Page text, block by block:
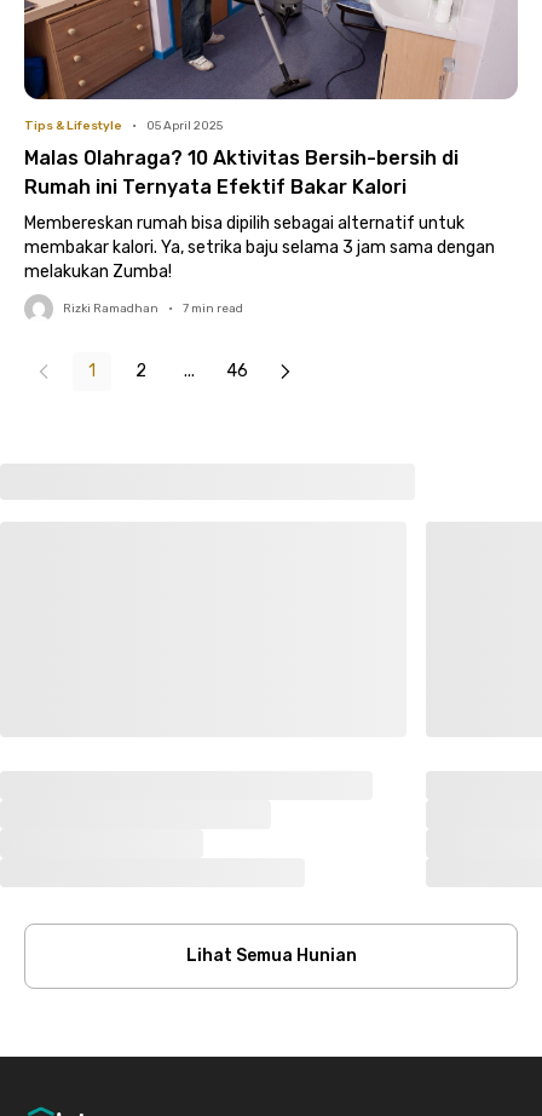
Tips & Lifestyle • 05 April 2025
Malas Olahraga? 10 Aktivitas Bersih-bersih di
Rumah ini Ternyata Efektif Bakar Kalori
Membereskan rumah bisa dipilih sebagai alternatif untuk
membakar kalori. Ya, setrika baju selama 3 jam sama dengan
melakukan Zumba!
Rizki Ramadhan • 7 min read
1 2 ... 46
Lihat Semua Hunian